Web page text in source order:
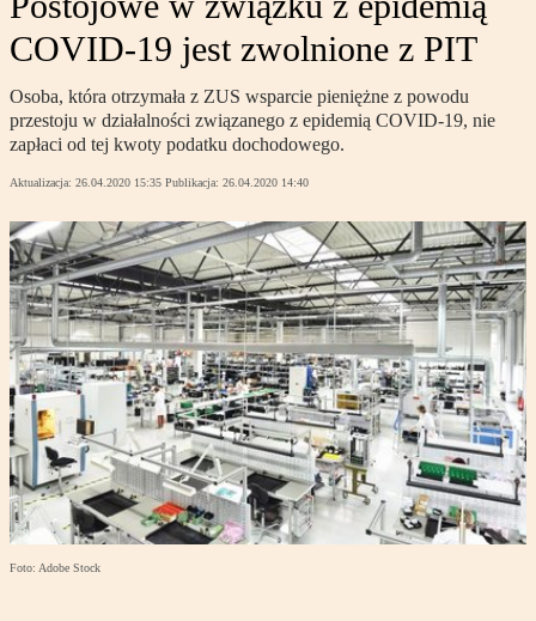
COVID-19 jest zwolnione z PIT
Osoba, która otrzymała z ZUS wsparcie pieniężne z powodu
przestoju w działalności związanego z epidemią COVID-19, nie
zapłaci od tej kwoty podatku dochodowego.
Aktualizacja: 26.04.2020 15:35 Publikacja: 26.04.2020 14:40
Foto: Adobe Stock